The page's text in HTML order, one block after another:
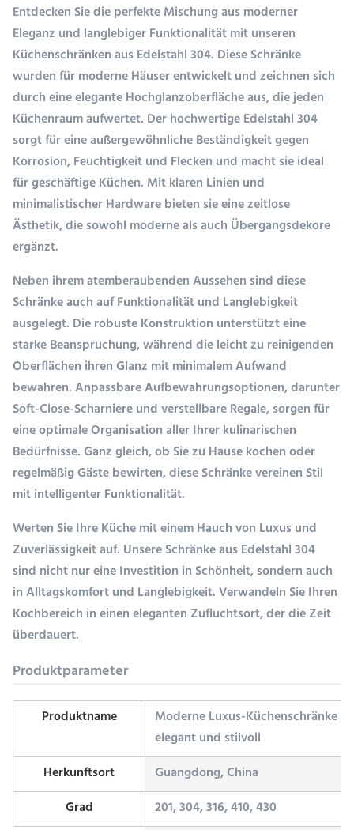
Entdecken Sie die perfekte Mischung aus moderner
Eleganz und langlebiger Funktionalität mit unseren
Küchenschränken aus Edelstahl 304. Diese Schränke
wurden für moderne Häuser entwickelt und zeichnen sich
durch eine elegante Hochglanzoberfläche aus, die jeden
Küchenraum aufwertet. Der hochwertige Edelstahl 304
sorgt für eine außergewöhnliche Beständigkeit gegen
Korrosion, Feuchtigkeit und Flecken und macht sie ideal
für geschäftige Küchen. Mit klaren Linien und
minimalistischer Hardware bieten sie eine zeitlose
Ästhetik, die sowohl moderne als auch Übergangsdekore
ergänzt.
Neben ihrem atemberaubenden Aussehen sind diese
Schränke auch auf Funktionalität und Langlebigkeit
ausgelegt. Die robuste Konstruktion unterstützt eine
starke Beanspruchung, während die leicht zu reinigenden
Oberflächen ihren Glanz mit minimalem Aufwand
bewahren. Anpassbare Aufbewahrungsoptionen, darunter
Soft-Close-Scharniere und verstellbare Regale, sorgen für
eine optimale Organisation aller Ihrer kulinarischen
Bedürfnisse. Ganz gleich, ob Sie zu Hause kochen oder
regelmäßig Gäste bewirten, diese Schränke vereinen Stil
mit intelligenter Funktionalität.
Werten Sie Ihre Küche mit einem Hauch von Luxus und
Zuverlässigkeit auf. Unsere Schränke aus Edelstahl 304
sind nicht nur eine Investition in Schönheit, sondern auch
in Alltagskomfort und Langlebigkeit. Verwandeln Sie Ihren
Kochbereich in einen eleganten Zufluchtsort, der die Zeit
überdauert.
Produktparameter
Produktname
Moderne Luxus-Küchenschränke
elegant und stilvoll
Herkunftsort
Guangdong, China
Grad
201, 304, 316, 410, 430